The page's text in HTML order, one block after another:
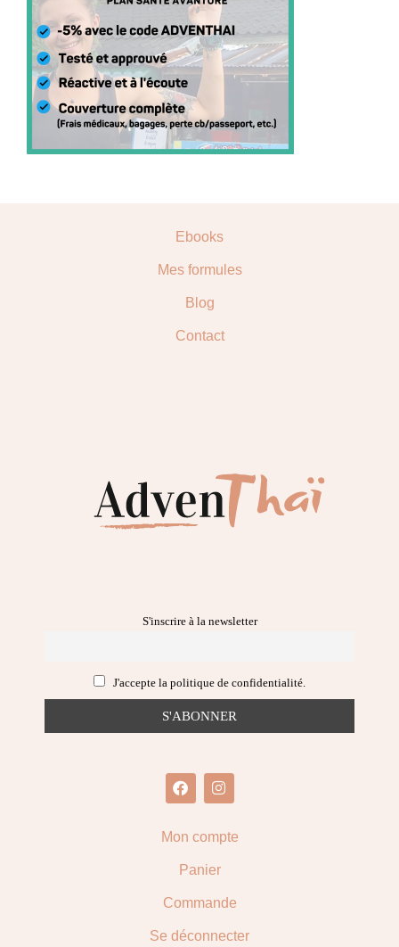
Ebooks
Mes formules
Blog
Contact
S'inscrire à la newsletter
J'accepte la politique de confidentialité.
Mon compte
Panier
Commande
Se déconnecter